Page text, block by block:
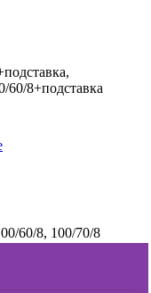
60/8+подставка
60/8, 100/70/8